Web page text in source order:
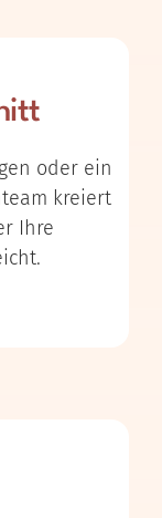
oder ein
kreiert
Ihre